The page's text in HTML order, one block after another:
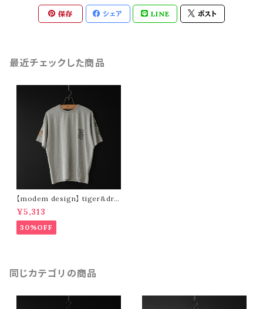
保存 シェア LINE ポスト
最近チェックした商品
【modem design】 tiger&dra
gon slub tee -usa cotton-
(gray)
¥5,313
30%OFF
同じカテゴリの商品